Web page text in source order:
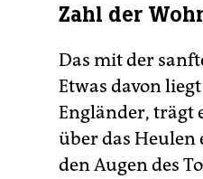
Zahl der
Das mit der
Etwas davon
Engländer, trägt
über das Heulen
den Augen des